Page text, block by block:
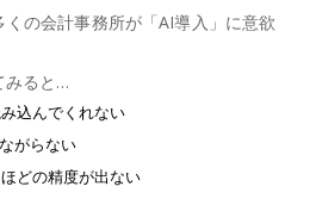
の会計事務所が「AI導入」に意欲
みると…
込んでくれない
がらない
どの精度が出ない